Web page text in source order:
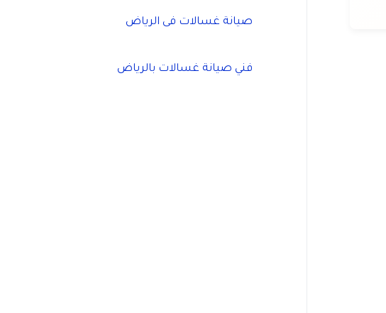
صيانة غسالات فى الرياض
فني صيانة غسالات بالرياض